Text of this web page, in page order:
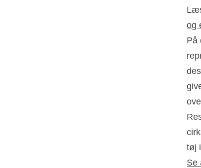
og
På
tøj
Se